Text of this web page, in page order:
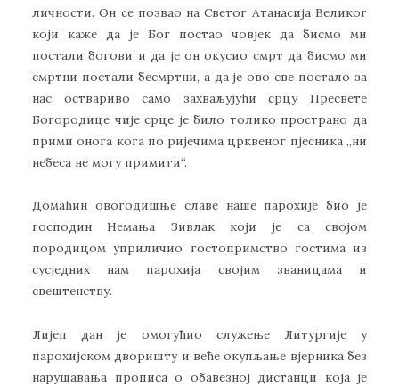
личности. Он се позвао на Светог Атанасија Великог
који каже да је Бог постао човјек да бисмо ми
постали богови и да је он окусио смрт да бисмо ми
смртни постали бесмртни, а да је ово све постало за
нас оствариво само захваљујући срцу Пресвете
Богородице чије срце је било толико пространо да
прими онога кога по ријечима црквеног пјесника ,,ни
небеса не могу примити“.
Домаћин овогодишње славе наше парохије био је
господин Немања Зивлак који је са својом
породицом уприличио гостопримство гостима из
сусједних нам парохија својим званицама и
свештенству.
Лијеп дан је омогућио служење Литургије у
парохијском дворишту и веће окупљање вјерника без
нарушавања прописа о обавезној дистанци која је